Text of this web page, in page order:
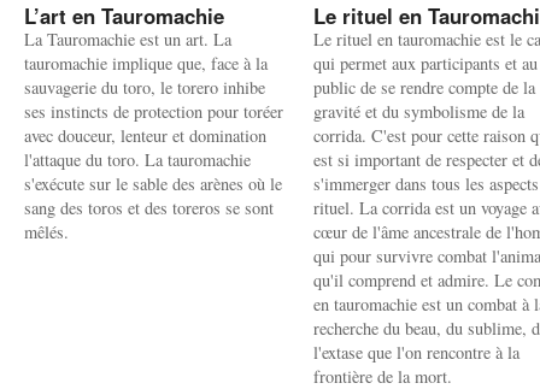
L’art en Tauromachie
La Tauromachie est un art. La
tauromachie implique que, face à la
sauvagerie du toro, le torero inhibe
ses instincts de protection pour toréer
avec douceur, lenteur et domination
l'attaque du toro. La tauromachie
s'exécute sur le sable des arènes où le
sang des toros et des toreros se sont
mêlés.
Le rituel en
Le rituel en tauromachie est le
qui permet aux participants et au
public de se rendre compte de la
gravité et du symbolisme de la
corrida. C'est pour cette raison
est si important de respecter et
s'immerger dans tous les
rituel. La corrida est un voyage
cœur de l'âme ancestrale de
qui pour survivre combat
qu'il comprend et admire. Le
en tauromachie est un combat à
recherche du beau, du sublime,
l'extase que l'on rencontre à la
frontière de la mort.